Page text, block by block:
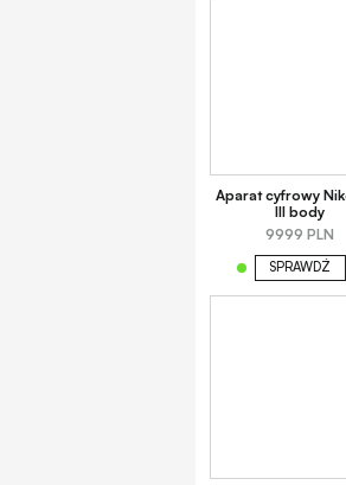
Aparat cyfrowy
III body
9999 PLN
SPRAWDŹ